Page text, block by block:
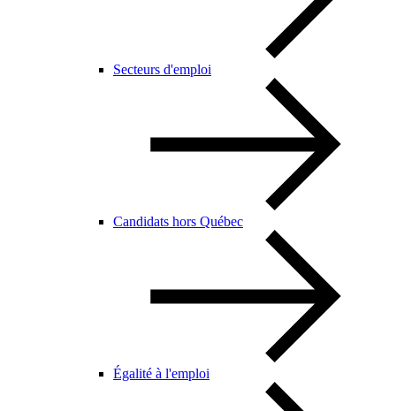
Secteurs d'emploi
Candidats hors Québec
Égalité à l'emploi